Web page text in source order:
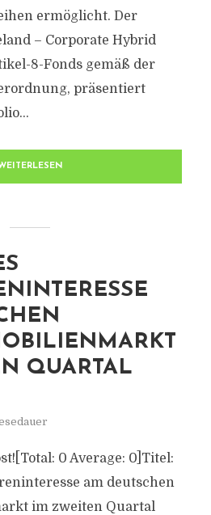
ermöglicht. Der
– Corporate Hybrid
8-Fonds gemäß der
präsentiert
QUARTAL
0 Average: 0]Titel:
am deutschen
im zweiten Quartal